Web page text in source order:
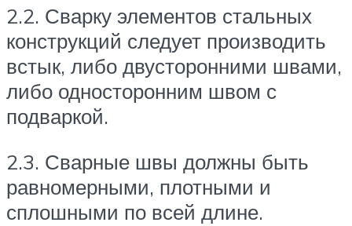
2.2. Сварку элементов стальных
конструкций следует производить
встык, либо двусторонними швами,
либо односторонним швом с
подваркой.
2.3. Сварные швы должны быть
равномерными, плотными и
сплошными по всей длине.